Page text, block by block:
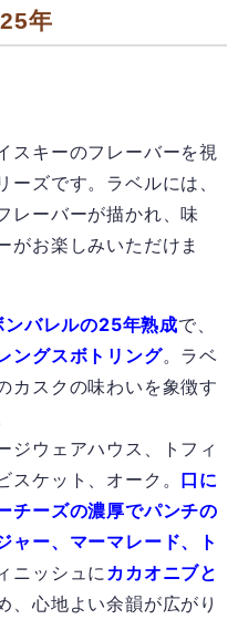
年
スキーのフレーバーを視
ズです。ラベルには、
レーバーが描かれ、味
がお楽しみいただけま
ンバレルの25年熟成で、
ングスボトリング。ラベ
カスクの味わいを象徴す
ジウェアハウス、トフィ
ケット、オーク。 口に
チーズの濃厚でパンチの
ャー、マーマレード、ト
ニッシュにカカオニブと
、心地よい余韻が広がり